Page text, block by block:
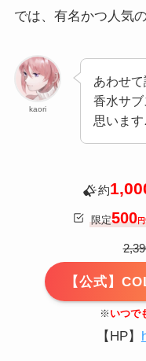
では、有名かつ人気
kaori
あわせ
香水サ
思います
約
限定500円
【公式】
※ いつで
【HP】